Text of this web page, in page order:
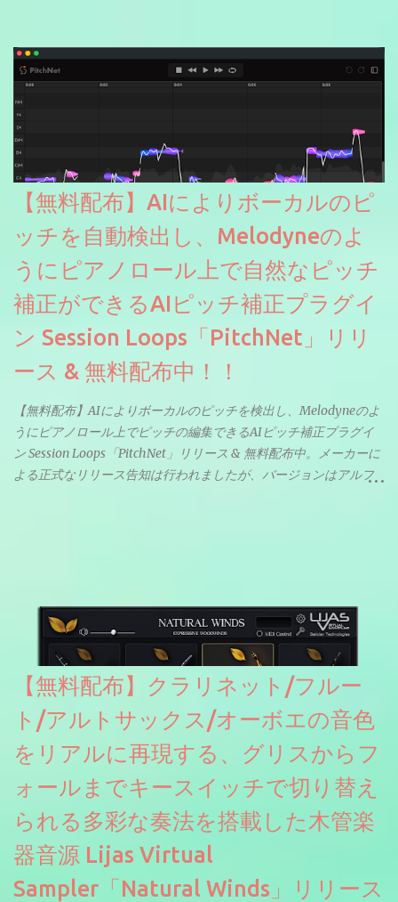
【無料配布】AIによりボーカルのピ
ッチを自動検出し、Melodyneのよ
うにピアノロール上で自然なピッチ
補正ができるAIピッチ補正プラグイ
ン Session Loops「PitchNet」リリ
ース & 無料配布中！！
【無料配布】AIによりボーカルのピッチを検出し、Melodyneのよ
うにピアノロール上でピッチの編集できるAIピッチ補正プラグイ
ン Session Loops「PitchNet」リリース & 無料配布中。メーカーに
よる正式なリリース告知は行われましたが、バージョンはアルフ
ソースを元に設計・改良した製品のようです。
【無料配布】クラリネット/フルー
ト/アルトサックス/オーボエの音色
をリアルに再現する、グリスからフ
ォールまでキースイッチで切り替え
られる多彩な奏法を搭載した木管楽
器音源 Lijas Virtual
Sampler「Natural Winds」リリース